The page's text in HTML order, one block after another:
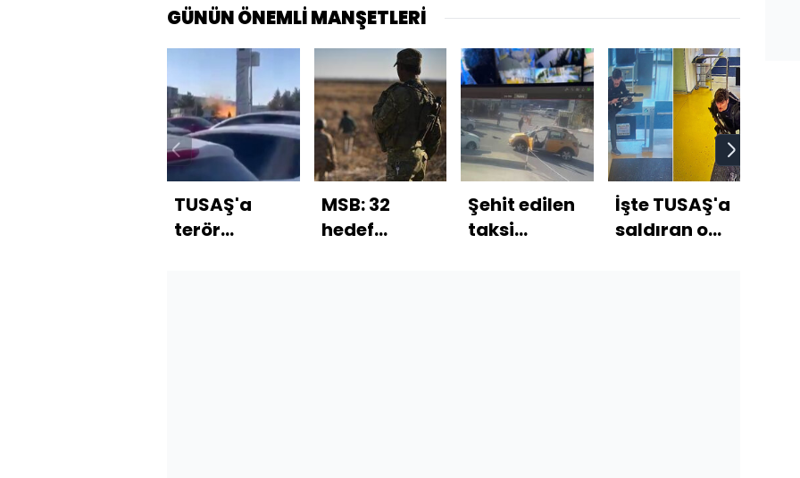
GÜNÜN ÖNEMLİ MANŞETLERİ
TUSAŞ'a
terör
MSB: 32
hedef
Şehit edilen
taksi
İşte TUSAŞ'a
saldıran o